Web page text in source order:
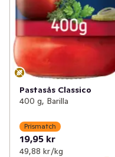
Pastasås Classico
400 g, Barilla
Prismatch
19,95 kr
49,88 kr /kg